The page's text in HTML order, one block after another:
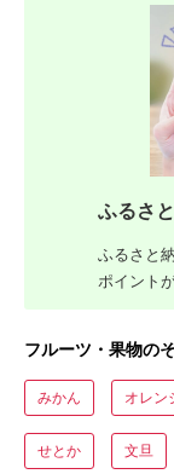
ふるさ
ふるさと
ポイント
フルーツ・果物の
みかん オレン
せとか 文旦